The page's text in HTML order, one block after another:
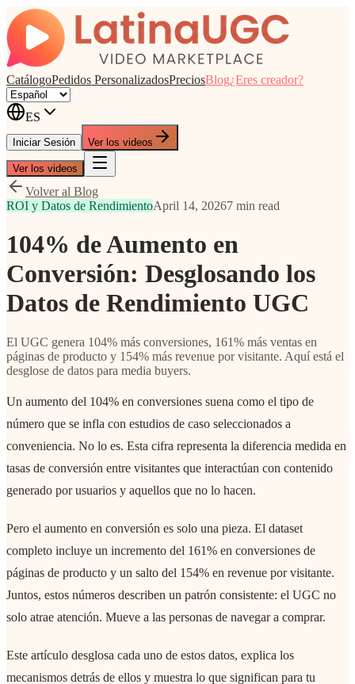
CatálogoPedidos PersonalizadosPreciosBlog¿Eres creador?
ES
Iniciar Sesión Ver los videos
Ver los videos
Volver al Blog
ROI y Datos de RendimientoApril 14, 20267 min read
104% de Aumento en
Conversión: Desglosando los
Datos de Rendimiento UGC
El UGC genera 104% más conversiones, 161% más ventas en
páginas de producto y 154% más revenue por visitante. Aquí está el
desglose de datos para media buyers.
Un aumento del 104% en conversiones suena como el tipo de
número que se infla con estudios de caso seleccionados a
conveniencia. No lo es. Esta cifra representa la diferencia medida en
tasas de conversión entre visitantes que interactúan con contenido
generado por usuarios y aquellos que no lo hacen.
Pero el aumento en conversión es solo una pieza. El dataset
completo incluye un incremento del 161% en conversiones de
páginas de producto y un salto del 154% en revenue por visitante.
Juntos, estos números describen un patrón consistente: el UGC no
solo atrae atención. Mueve a las personas de navegar a comprar.
Este artículo desglosa cada uno de estos datos, explica los
mecanismos detrás de ellos y muestra lo que significan para tu